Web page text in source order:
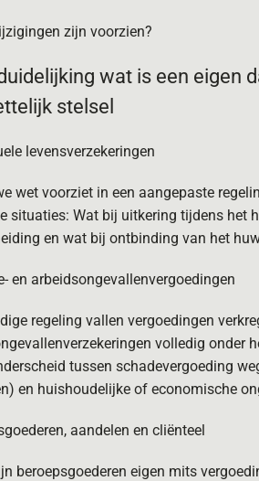
zijn voorzien?
wat is een eigen
stelsel
levensverzekeringen
wet voorziet in een aangepaste
situaties: Wat bij uitkering tijdens het
en wat bij ontbinding van het
en arbeidsongevallenvergoedingen
regeling vallen vergoedingen
volledig onder
tussen schadevergoeding
en huishoudelijke of economische
aandelen en cliënteel
beroepsgoederen eigen mits